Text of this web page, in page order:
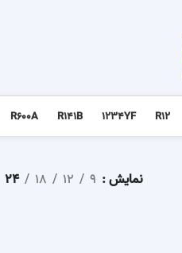
R12
1234YF
R141B
R600A
نمایش 9
12
18
24